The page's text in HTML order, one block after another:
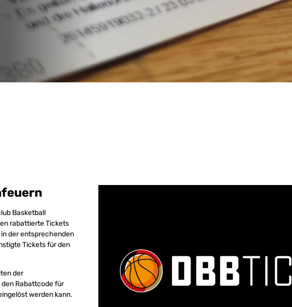
Basketball
rabattierte Tickets
in der entsprechenden
Tickets für den
der
Rabattcode für
werden kann.